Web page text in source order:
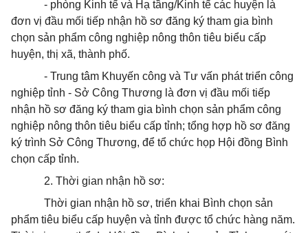
- phòng Kinh tế và Hạ tầng/Kinh tế các huyện là
đơn vị đầu mối tiếp nhận hồ sơ đăng ký tham gia bình
chọn sản phẩm công nghiệp nông thôn tiêu biểu cấp
huyện, thị xã, thành phố.
- Trung tâm Khuyến công và Tư vấn phát triển công
nghiệp tỉnh - Sở Công Thương là đơn vị đầu mối tiếp
nhận hồ sơ đăng ký tham gia bình chọn sản phẩm công
nghiệp nông thôn tiêu biểu cấp tỉnh; tổng hợp hồ sơ đăng
ký trình Sở Công Thương, để tổ chức họp Hội đồng Bình
chọn cấp tỉnh.
2. Thời gian nhận hồ sơ:
Thời gian nhận hồ sơ, triển khai Bình chọn sản
phẩm tiêu biểu cấp huyện và tỉnh được tổ chức hàng năm.